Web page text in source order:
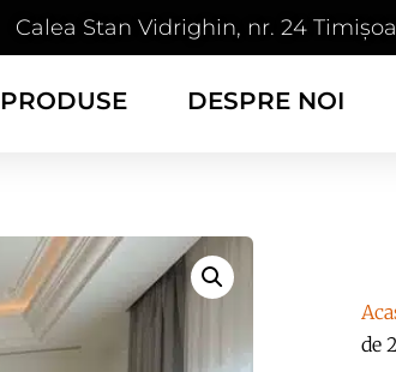
Calea Stan Vidrighin, nr. 24
PRODUSE DESPRE NOI
de